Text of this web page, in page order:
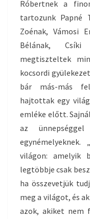
Róbertnek a
tartozunk Papné
Zoénak, Vámosi
Bélának, Csíki
megtiszteltek
kocsordi
bár más-más
hajtottak egy
emléke előtt.
az
világon: amelyik
legtöbbje csak
ha összevetjük
meg a világot, és
azok, akiket nem